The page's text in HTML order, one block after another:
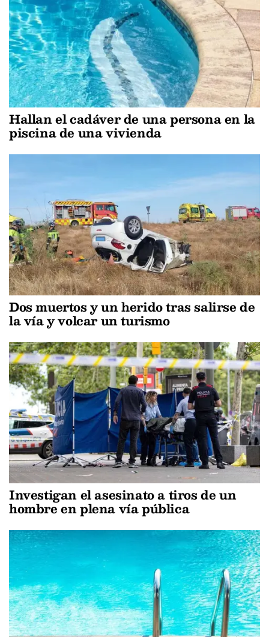
Hallan el cadáver de una persona en la
piscina de una vivienda
Dos muertos y un herido tras salirse de
la vía y volcar un turismo
Investigan el asesinato a tiros de un
hombre en plena vía pública